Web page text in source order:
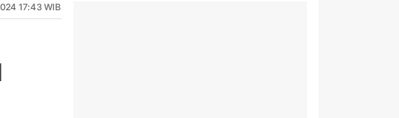
17:43 WIB